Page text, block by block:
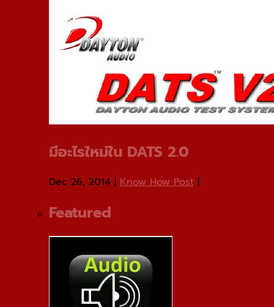
มีอะไรใหม่ใน DATS 2.0
Dec 26, 2014 Know How Post
Featured